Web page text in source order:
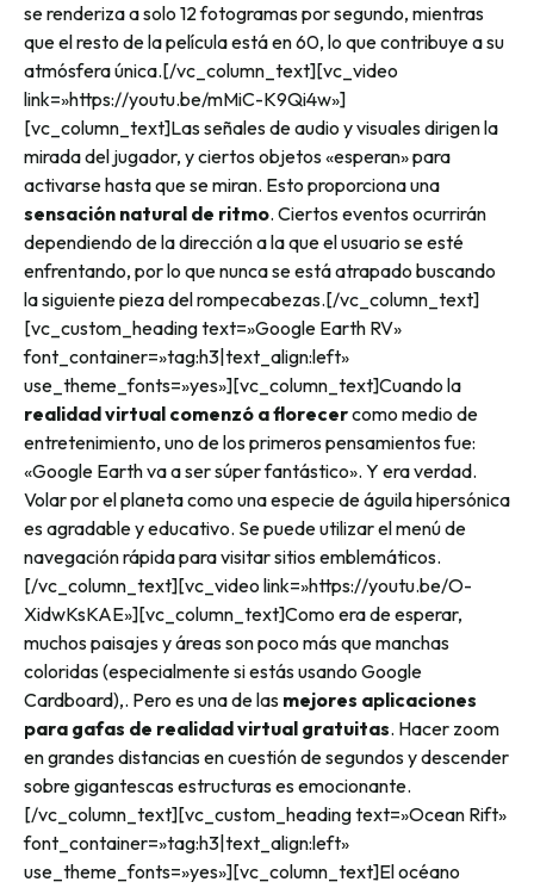
se renderiza a solo 12 fotogramas por segundo, mientras
que el resto de la película está en 60, lo que contribuye a su
atmósfera única.[/vc_column_text][vc_video
link=»https://youtu.be/mMiC-K9Qi4w»]
[vc_column_text]Las señales de audio y visuales dirigen la
mirada del jugador, y ciertos objetos «esperan» para
activarse hasta que se miran. Esto proporciona una
sensación natural de ritmo. Ciertos eventos ocurrirán
dependiendo de la dirección a la que el usuario se esté
enfrentando, por lo que nunca se está atrapado buscando
la siguiente pieza del rompecabezas.[/vc_column_text]
[vc_custom_heading text=»Google Earth RV»
font_container=»tag:h3|text_align:left»
use_theme_fonts=»yes»][vc_column_text]Cuando la
realidad virtual comenzó a florecercomo medio de
entretenimiento, uno de los primeros pensamientos fue:
«Google Earth va a ser súper fantástico». Y era verdad.
Volar por el planeta como una especie de águila hipersónica
es agradable y educativo. Se puede utilizar el menú de
navegación rápida para visitar sitios emblemáticos.
[/vc_column_text][vc_video link=»https://youtu.be/O-
XidwKsKAE»][vc_column_text]Como era de esperar,
muchos paisajes y áreas son poco más que manchas
coloridas (especialmente si estás usando Google
Cardboard),. Pero es una de las mejores aplicaciones
para gafas de realidad virtual gratuitas. Hacer zoom
en grandes distancias en cuestión de segundos y descender
sobre gigantescas estructuras es emocionante.
[/vc_column_text][vc_custom_heading text=»Ocean Rift»
font_container=»tag:h3|text_align:left»
use_theme_fonts=»yes»][vc_column_text]El océano